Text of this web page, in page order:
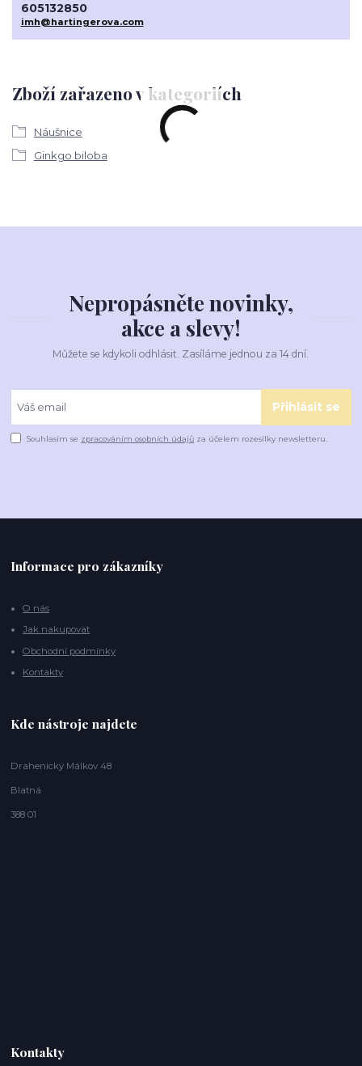
Zboží zařazeno v kategoriích
Náušnice
Ginkgo biloba
605132850
imh@hartingerova.com
Nepropásněte novinky,
akce a slevy!
Můžete se kdykoli odhlásit. Zasíláme jednou za 14 dní.
Přihlásit se
Souhlasím se zpracováním osobních údajů za účelem rozesílky newsletteru.
Informace pro zákazníky
O nás
Jak nakupovat
Obchodní podmínky
Kontakty
Kde nástroje najdete
Drahenický Málkov 48
Blatná
388 01
Kontakty